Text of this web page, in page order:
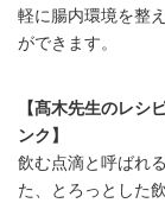
軽に腸内環境を整
ができます。
【髙木先生のレシ
ンク】
飲む点滴と呼ばれ
た、とろっとした